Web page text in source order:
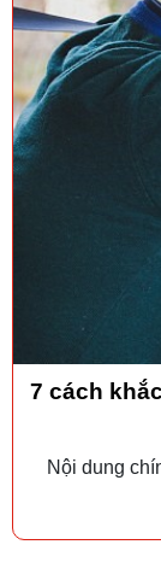
7 cách
Nội dung